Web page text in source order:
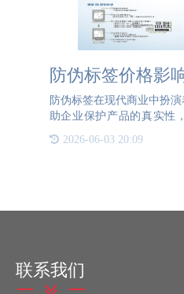
防伪标签价格影
防伪标签在现代商业中扮
助企业保护产品的真实性
而，对于许多企业来说，防
仔细考虑的因素。那么，
2026-06-03 20:09
联系我们